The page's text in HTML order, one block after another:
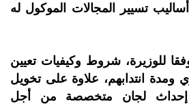
تسيير المجالات الموكول له
للوزيرة، شروط وكيفيات تعيين
ومدة انتدابهم، علاوة على تخويل
إحداث لجان متخصصة من أجل